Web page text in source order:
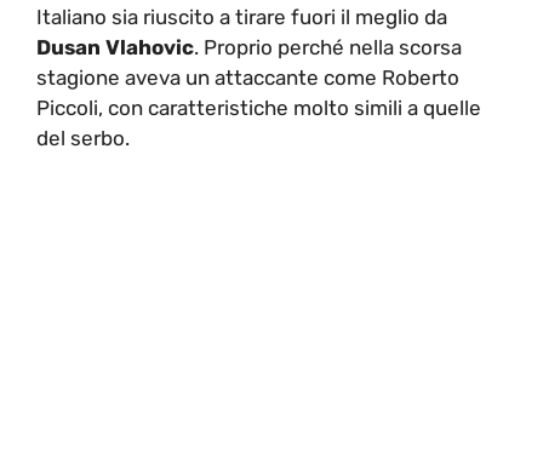
Italiano sia riuscito a tirare fuori il meglio da
Dusan Vlahovic. Proprio perché nella scorsa
stagione aveva un attaccante come Roberto
Piccoli, con caratteristiche molto simili a quelle
del serbo.